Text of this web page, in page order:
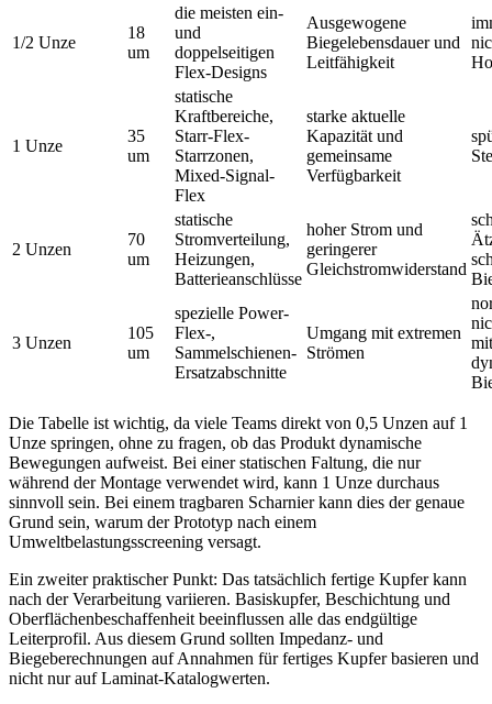
1/2 Unze
18
um
die meisten ein-
und
doppelseitigen
Flex-Designs
Ausgewogene
Biegelebensdauer und
Leitfähigkeit
1 Unze
35
um
statische
Kraftbereiche,
Starr-Flex-
Starrzonen,
Mixed-Signal-
Flex
starke aktuelle
Kapazität und
gemeinsame
Verfügbarkeit
2 Unzen
70
um
statische
Stromverteilung,
Heizungen,
Batterieanschlüsse
hoher Strom und
geringerer
Gleichstromwiderstand
3 Unzen
105
um
spezielle Power-
Flex-,
Sammelschienen-
Ersatzabschnitte
Umgang mit extremen
Strömen
mit
Die Tabelle ist wichtig, da viele Teams direkt von 0,5 Unzen auf 1
Unze springen, ohne zu fragen, ob das Produkt dynamische
Bewegungen aufweist. Bei einer statischen Faltung, die nur
während der Montage verwendet wird, kann 1 Unze durchaus
sinnvoll sein. Bei einem tragbaren Scharnier kann dies der genaue
Grund sein, warum der Prototyp nach einem
Umweltbelastungsscreening versagt.
Ein zweiter praktischer Punkt: Das tatsächlich fertige Kupfer kann
nach der Verarbeitung variieren. Basiskupfer, Beschichtung und
Oberflächenbeschaffenheit beeinflussen alle das endgültige
Leiterprofil. Aus diesem Grund sollten Impedanz- und
Biegeberechnungen auf Annahmen für fertiges Kupfer basieren und
nicht nur auf Laminat-Katalogwerten.